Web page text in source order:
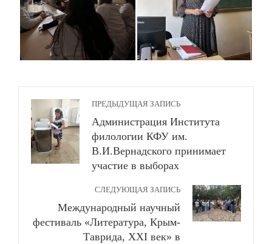
ПРЕДЫДУЩАЯ ЗАПИСЬ
Администрация Института
филологии КФУ им.
В.И.Вернадского принимает
участие в выборах
СЛЕДУЮЩАЯ ЗАПИСЬ
Международный научный
фестиваль «Литература, Крым-
Таврида, XXI век» в